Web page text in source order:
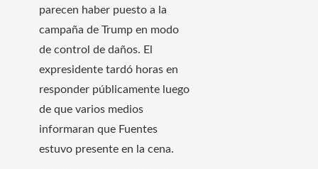
parecen haber puesto a la
campaña de Trump en modo
de control de daños. El
expresidente tardó horas en
responder públicamente luego
de que varios medios
informaran que Fuentes
estuvo presente en la cena.